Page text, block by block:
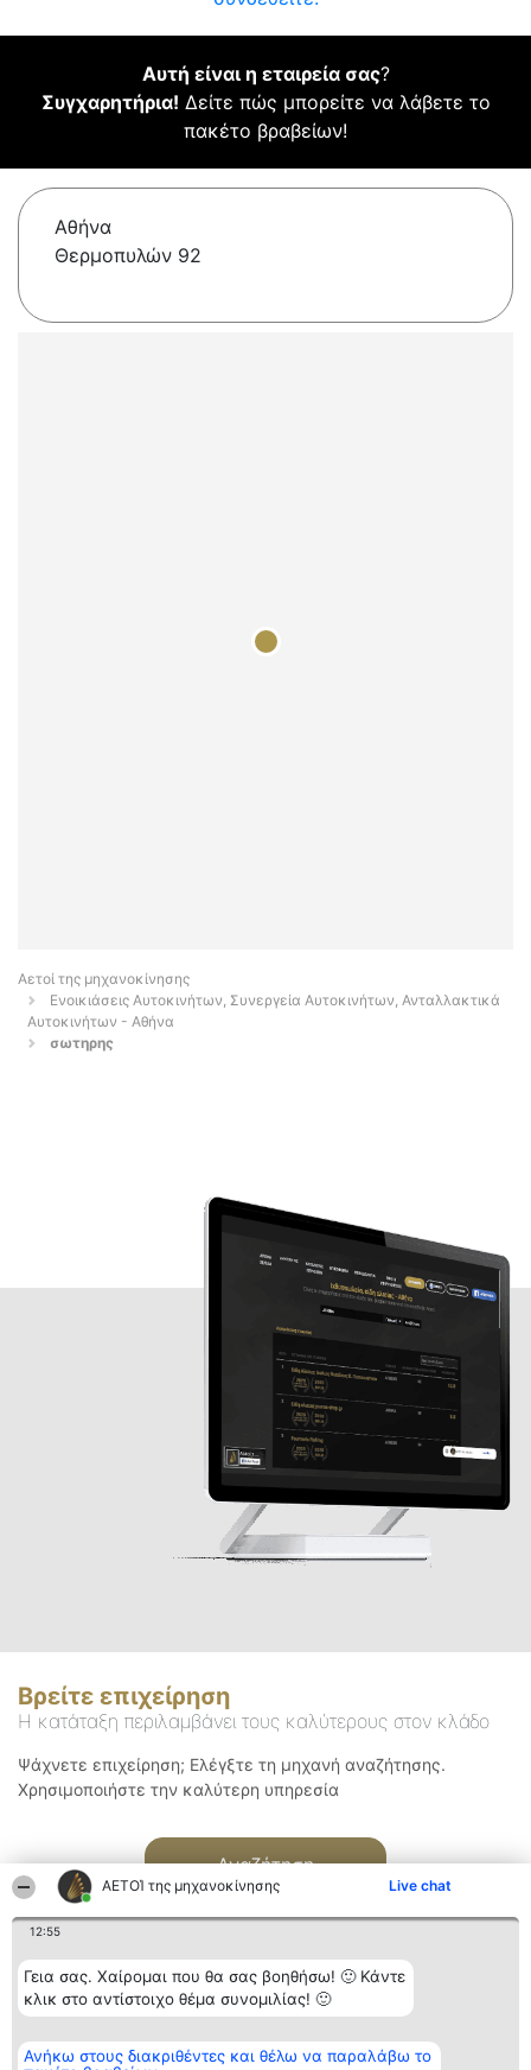
ΑΕΤΟΊ της μηχανοκίνησης Live chat
12:55
Γεια σας. Χαίρομαι που θα σας βοηθήσω! 🙂 Κάντε
κλικ στο αντίστοιχο θέμα συνομιλίας! 🙂
Ανήκω στους διακριθέντες και θέλω να παραλάβω το
Αυτή είναι η εταιρεία σας?
Συγχαρητήρια! Δείτε πώς μπορείτε να λάβετε το
πακέτο βραβείων!
Αθήνα
Θερμοπυλών 92
Αετοί της μηχανοκίνησης
Ενοικιάσεις Αυτοκινήτων, Συνεργεία Αυτοκινήτων, Ανταλλακτικά
Αυτοκινήτων - Αθήνα
σωτηρης
Βρείτε επιχείρηση
Η κατάταξη περιλαμβάνει τους καλύτερους στον κλάδο
Ψάχνετε επιχείρηση; Ελέγξτε τη μηχανή αναζήτησης.
Χρησιμοποιήστε την καλύτερη υπηρεσία
Αναζήτηση
Διοργανωτής της
κατάταξης
Κατάταξη
Διακριθέντες
Επικοινωνία
Επικοινωνία